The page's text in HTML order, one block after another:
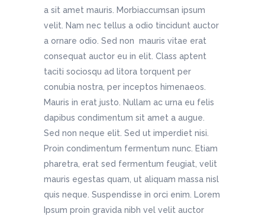
a sit amet mauris. Morbiaccumsan ipsum
velit. Nam nec tellus a odio tincidunt auctor
a ornare odio. Sed non mauris vitae erat
consequat auctor eu in elit. Class aptent
taciti sociosqu ad litora torquent per
conubia nostra, per inceptos himenaeos.
Mauris in erat justo. Nullam ac urna eu felis
dapibus condimentum sit amet a augue.
Sed non neque elit. Sed ut imperdiet nisi.
Proin condimentum fermentum nunc. Etiam
pharetra, erat sed fermentum feugiat, velit
mauris egestas quam, ut aliquam massa nisl
quis neque. Suspendisse in orci enim. Lorem
Ipsum proin gravida nibh vel velit auctor